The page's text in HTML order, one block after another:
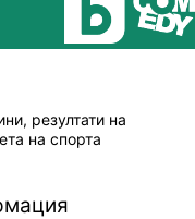
резултати на
на спорта